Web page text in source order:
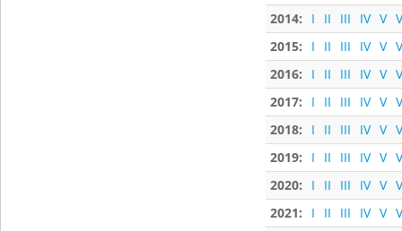
2014:
I II III IV V
2015:
I II III IV V
2016:
I II III IV V
2017:
I II III IV V
2018:
I II III IV V
2019:
I II III IV V
2020:
I II III IV V
2021:
I II III IV V